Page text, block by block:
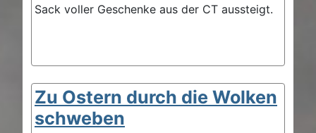
Sack voller Geschenke aus der CT aussteigt.
Zu Ostern durch die Wolken
schweben